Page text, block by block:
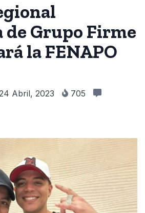
de Grupo Firme
la FENAPO
Abril, 2023
705